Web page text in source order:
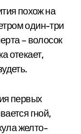
похож на
один-три
– волосок
отекает,
первых
гной,
желто-